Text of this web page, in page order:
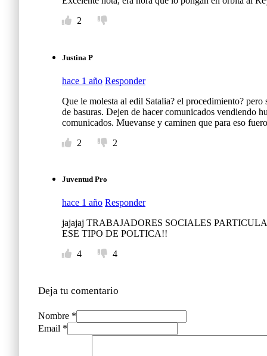
2
Justina P
hace 1 año Responder
Que le molesta al edil Satalia? el procedimiento?
de basuras. Dejen de hacer comunicados vendiendo
comunicados. Muevanse y caminen que para eso
2
2
Juventud Pro
hace 1 año Responder
jajajaj TRABAJADORES SOCIALES
ESE TIPO DE POLTICA!!
4
4
Deja tu comentario
Nombre *
Email *